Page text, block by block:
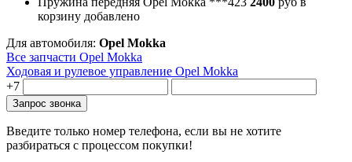
корзину добавлено
Для автомобиля: Opel Mokka
Все запчасти Opel Mokka
Ходовая и рулевое управление Opel Mokka
+7
Введите только номер телефона, если вы не хотите
разбираться с процессом покупки!